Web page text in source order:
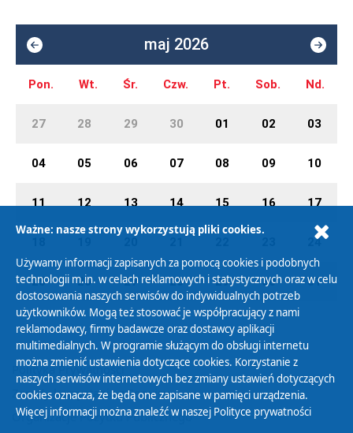
maj 2026
Pon. Wt. Śr. Czw. Pt. Sob. Nd.
27 28 29 30 01 02 03
04 05 06 07 08 09 10
11 12 13 14 15 16 17
24
25 26 27 28 29 30 31
Polityka Prywatności
Zasady korzystania z Serwisu
Organizacje Pożytku Publicznego
Ważne: nasze strony wykorzystują pliki cookies.
Używamy informacji zapisanych za pomocą cookies i podobnych
technologii m.in. w celach reklamowych i statystycznych oraz w celu
dostosowania naszych serwisów do indywidualnych potrzeb
użytkowników. Mogą też stosować je współpracujący z nami
reklamodawcy, firmy badawcze oraz dostawcy aplikacji
multimedialnych. W programie służącym do obsługi internetu
można zmienić ustawienia dotyczące cookies. Korzystanie z
naszych serwisów internetowych bez zmiany ustawień dotyczących
cookies oznacza, że będą one zapisane w pamięci urządzenia.
Więcej informacji można znaleźć w naszej Polityce prywatności